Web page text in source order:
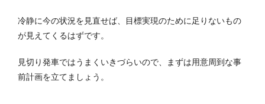
冷静に今の状況を見直せば、目標実現のために足りないもの
が見えてくるはずです。
見切り発車ではうまくいきづらいので、まずは用意周到な事
前計画を立てましょう。